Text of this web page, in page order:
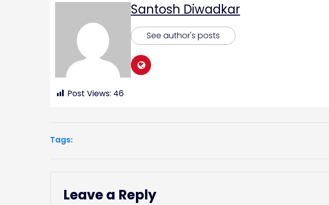
Santosh Diwadkar
See author's posts
Post Views: 46
Tags:
Leave a Reply